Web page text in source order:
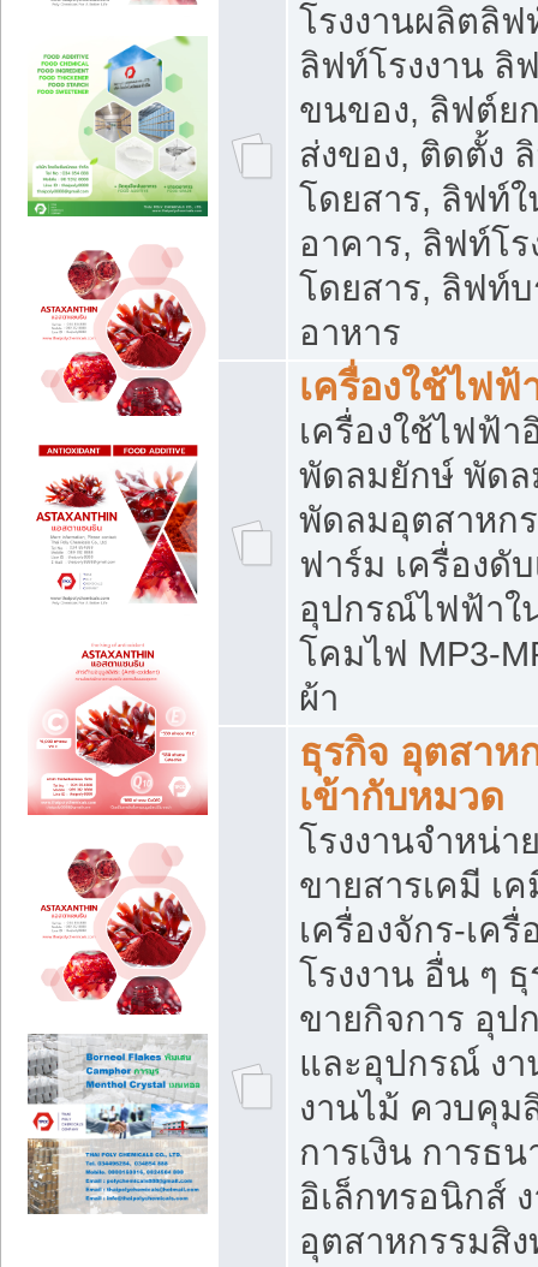
โรงงานผลิตลิ
ลิฟท์โรงงาน ลิ
ขนของ, ลิฟต์ย
ส่งของ, ติดตั้ง
โดยสาร, ลิฟท์
อาคาร, ลิฟท์โ
โดยสาร, ลิฟท์
อาหาร
เครื่องใช้ไฟฟ้
เครื่องใช้ไฟฟ้า
พัดลมยักษ์ พัด
พัดลมอุตสาหก
ฟาร์ม เครื่องดั
อุปกรณ์ไฟฟ้าใ
โคมไฟ MP3-
ผ้า
ธุรกิจ อุตสาห
เข้ากับหมวด
โรงงานจำหน่
ขายสารเคมี เ
เครื่องจักร-เค
โรงงาน อื่น ๆ
ขายกิจการ อุป
และอุปกรณ์ ง
งานไม้ ควบคุม
การเงิน การธ
อิเล็กทรอนิกส์
อุตสาหกรรมสิ